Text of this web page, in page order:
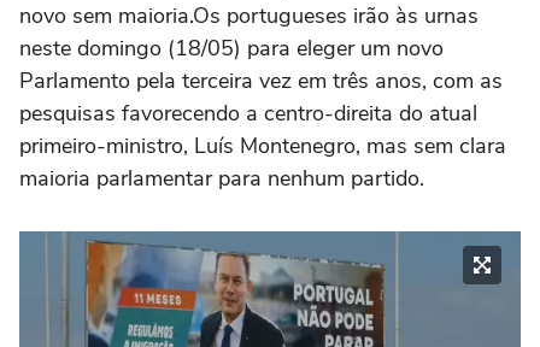
novo sem maioria.Os portugueses irão às urnas
neste domingo (18/05) para eleger um novo
Parlamento pela terceira vez em três anos, com as
pesquisas favorecendo a centro-direita do atual
primeiro-ministro, Luís Montenegro, mas sem clara
maioria parlamentar para nenhum partido.